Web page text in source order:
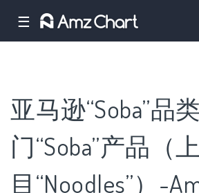
☰
亚马逊“Soba”品
门“Soba”产品（
目“Noodles”）-